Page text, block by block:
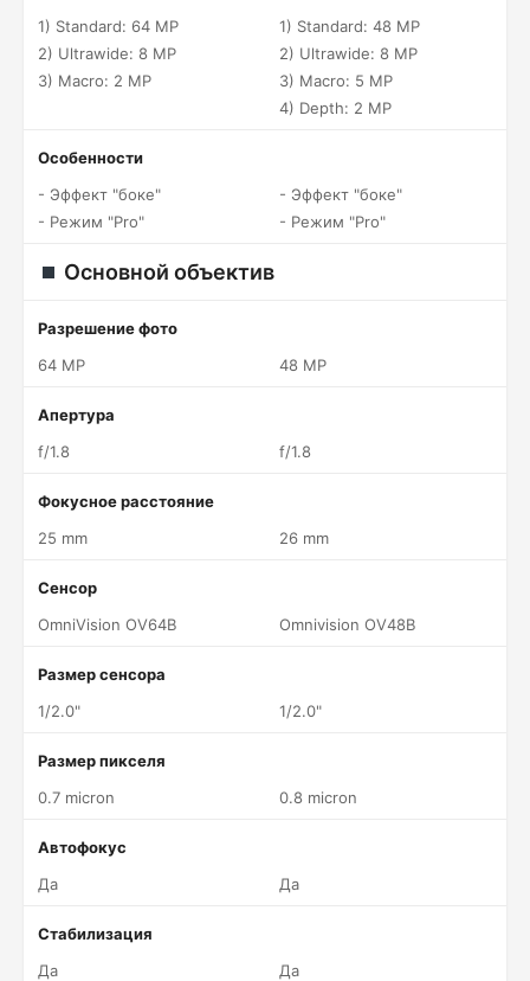
1) Standard: 64 MP
2) Ultrawide: 8 MP
3) Macro: 2 MP
1) Standard: 48 MP
2) Ultrawide: 8 MP
3) Macro: 5 MP
4) Depth: 2 MP
Особенности
- Эффект "боке"
- Режим "Pro"
- Эффект "боке"
- Режим "Pro"
Основной объектив
Разрешение фото
64 MP
48 MP
Апертура
f/1.8
f/1.8
Фокусное расстояние
25 mm
26 mm
Сенсор
OmniVision OV64B
Omnivision OV48B
Размер сенсора
1/2.0"
1/2.0"
Размер пикселя
0.7 micron
0.8 micron
Автофокус
Да
Да
Стабилизация
Да
Да